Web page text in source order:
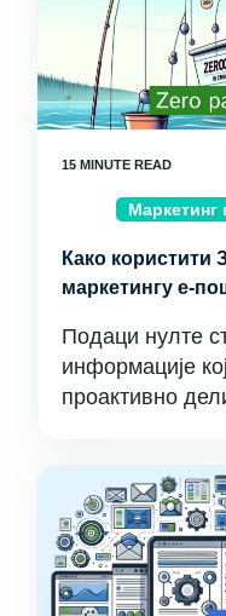
Маркетинг
Како користити
маркетингу е-
Подаци нулте
информације
проактивно